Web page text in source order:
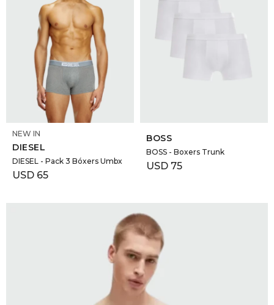
SELECCIONAR TALLE
NEW IN
DIESEL
DIESEL - Pack 3 Bóxers Umbx
USD 65
BOSS
BOSS - Boxers Trunk
USD 75